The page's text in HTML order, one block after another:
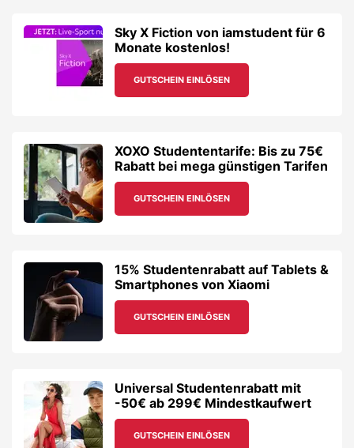
Sky X Fiction von iamstudent für 6
Monate kostenlos!
GUTSCHEIN EINLÖSEN
XOXO Studententarife: Bis zu 75€
Rabatt bei mega günstigen Tarifen
GUTSCHEIN EINLÖSEN
15% Studentenrabatt auf Tablets &
Smartphones von Xiaomi
GUTSCHEIN EINLÖSEN
Universal Studentenrabatt mit
-50€ ab 299€ Mindestkaufwert
GUTSCHEIN EINLÖSEN